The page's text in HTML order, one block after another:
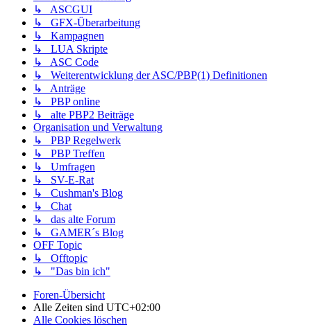
↳ ASCGUI
↳ GFX-Überarbeitung
↳ Kampagnen
↳ LUA Skripte
↳ ASC Code
↳ Weiterentwicklung der ASC/PBP(1) Definitionen
↳ Anträge
↳ PBP online
↳ alte PBP2 Beiträge
Organisation und Verwaltung
↳ PBP Regelwerk
↳ PBP Treffen
↳ Umfragen
↳ SV-E-Rat
↳ Cushman's Blog
↳ Chat
↳ das alte Forum
↳ GAMER´s Blog
OFF Topic
↳ Offtopic
↳ "Das bin ich"
Foren-Übersicht
Alle Zeiten sind UTC+02:00
Alle Cookies löschen